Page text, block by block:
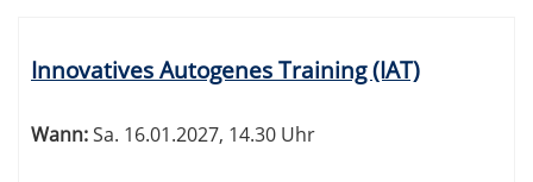
Tabellenüberschriften
können
werden.
Innovatives Autogenes Training (IAT)
Wann:Sa. 16.01.2027, 14.30 Uhr